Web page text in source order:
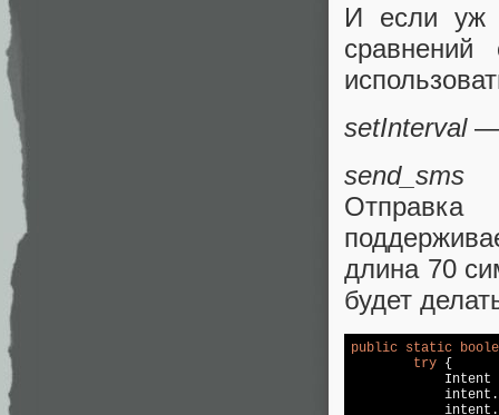
И если уж
setInterval—
send_sms
длина 70
будет
public static
try {